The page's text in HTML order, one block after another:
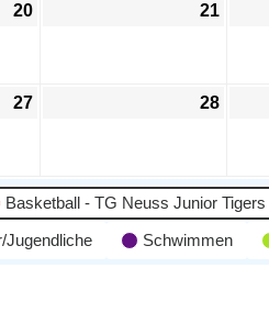
20 21
27 28
Basketball - TG Neuss Junior Tigers
Jugendliche
Schwimmen